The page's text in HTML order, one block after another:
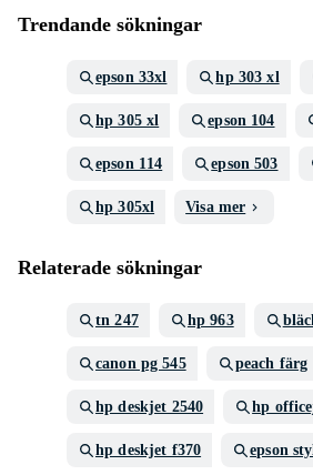
Trendande sökningar
epson 33xl hp 303 xl
hp 305 xl epson 104
epson 114 epson 503
hp 305xl Visa mer
Relaterade sökningar
tn 247 hp 963
canon pg 545 peach färg
hp deskjet 2540 hp
hp deskjet f370 epson